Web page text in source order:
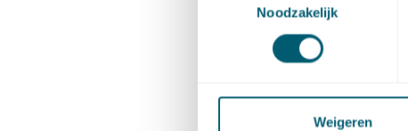
Noodzakelijk
Weigeren
voorziet
is wel
verzocht,